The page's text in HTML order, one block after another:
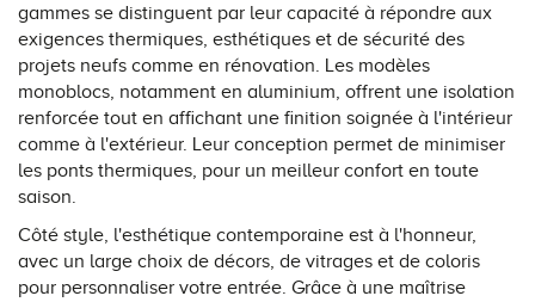
gammes se distinguent par leur capacité à répondre aux
exigences thermiques, esthétiques et de sécurité des
projets neufs comme en rénovation. Les modèles
monoblocs, notamment en aluminium, offrent une isolation
renforcée tout en affichant une finition soignée à l'intérieur
comme à l'extérieur. Leur conception permet de minimiser
les ponts thermiques, pour un meilleur confort en toute
saison.
Côté style, l'esthétique contemporaine est à l'honneur,
avec un large choix de décors, de vitrages et de coloris
pour personnaliser votre entrée. Grâce à une maîtrise